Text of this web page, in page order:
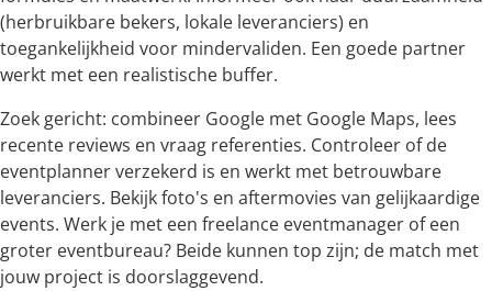
(herbruikbare bekers, lokale leveranciers) en
toegankelijkheid voor mindervaliden. Een goede partner
werkt met een realistische buffer.
Zoek gericht: combineer Google met Google Maps, lees
recente reviews en vraag referenties. Controleer of de
eventplanner verzekerd is en werkt met betrouwbare
leveranciers. Bekijk foto's en aftermovies van gelijkaardige
events. Werk je met een freelance eventmanager of een
groter eventbureau? Beide kunnen top zijn; de match met
jouw project is doorslaggevend.